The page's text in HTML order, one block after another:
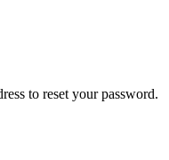
to reset your password.